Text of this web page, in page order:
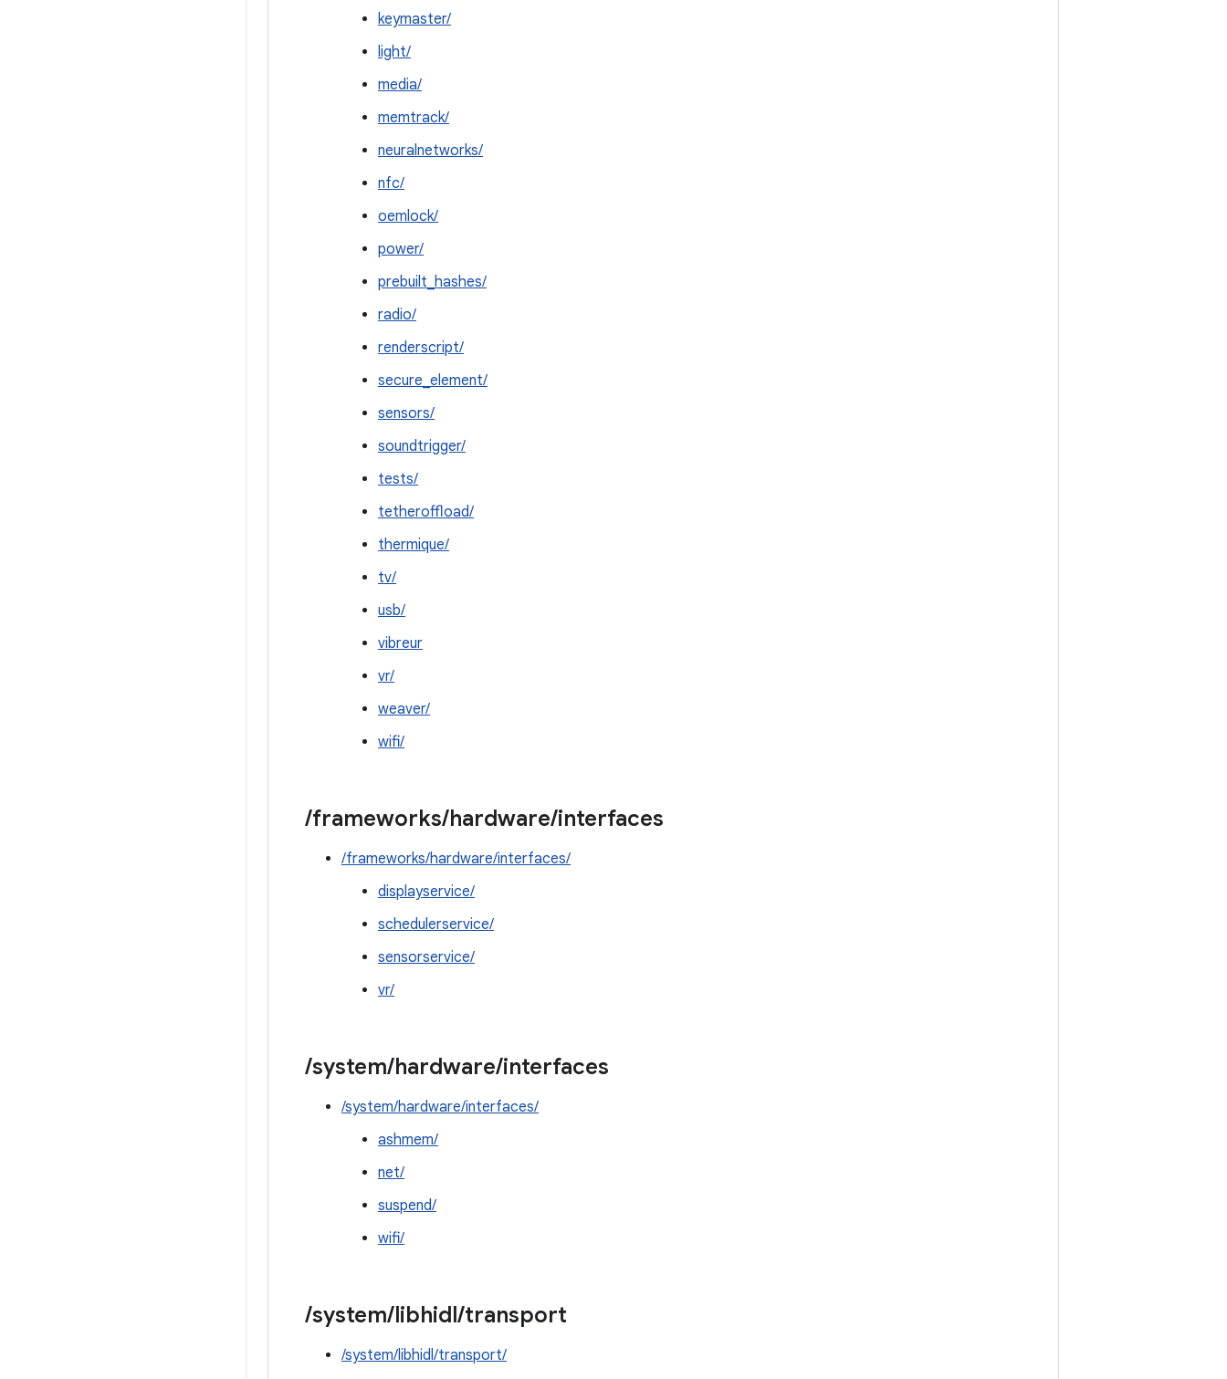
keymaster/
light/
media/
memtrack/
neuralnetworks/
nfc/
oemlock/
power/
prebuilt_hashes/
radio/
renderscript/
secure_element/
sensors/
soundtrigger/
tests/
tetheroffload/
thermique/
tv/
usb/
vibreur
vr/
weaver/
wifi/
/frameworks/hardware/interfaces
/frameworks/hardware/interfaces/
displayservice/
schedulerservice/
sensorservice/
vr/
/system/hardware/interfaces
/system/hardware/interfaces/
ashmem/
net/
suspend/
wifi/
/system/libhidl/transport
/system/libhidl/transport/